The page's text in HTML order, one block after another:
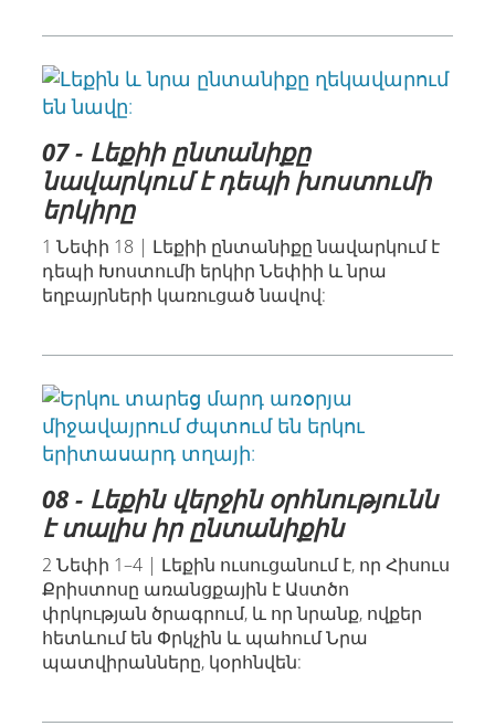
07 - Լեքիի ընտանիքը
նավարկում է դեպի խոստումի
երկիրը
1 Նեփի 18 | Լեքիի ընտանիքը նավարկում է
դեպի Խոստումի երկիր Նեփիի և նրա
եղբայրների կառուցած նավով:
08 - Լեքին վերջին օրհնությունն
է տալիս իր ընտանիքին
2 Նեփի 1–4 | Լեքին ուսուցանում է, որ Հիսուս
Քրիստոսը առանցքային է Աստծո
փրկության ծրագրում, և որ նրանք, ովքեր
հետևում են Փրկչին և պահում Նրա
պատվիրանները, կօրհնվեն: